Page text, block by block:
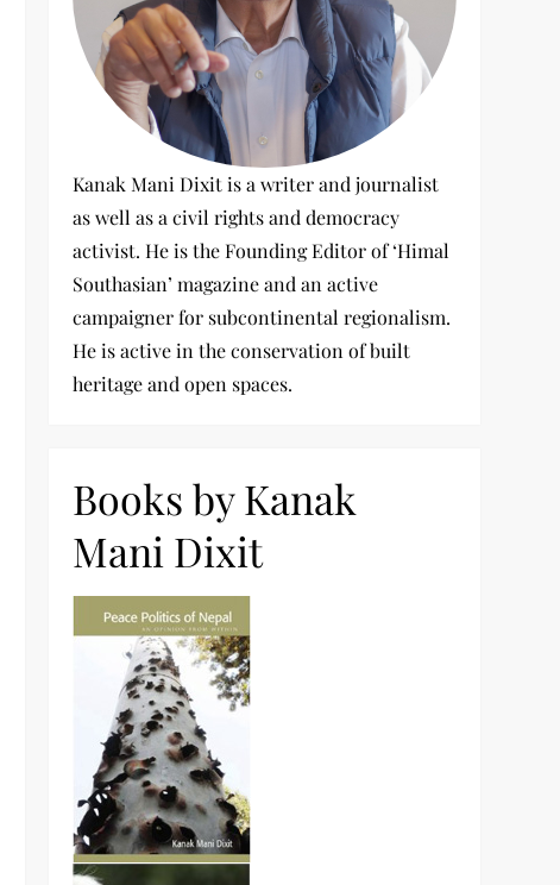
Kanak Mani Dixit is a writer and journalist
as well as a civil rights and democracy
activist. He is the Founding Editor of ‘Himal
Southasian’ magazine and an active
campaigner for subcontinental regionalism.
He is active in the conservation of built
heritage and open spaces.
Books by Kanak
Mani Dixit